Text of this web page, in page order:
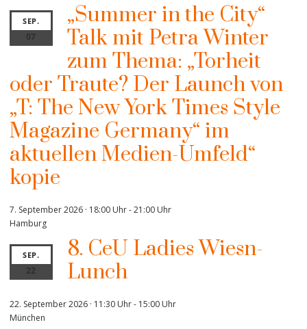
SEP.
07
„Summer in the City“
Talk mit Petra Winter
zum Thema: „Torheit
oder Traute? Der Launch von
„T: The New York Times Style
Magazine Germany“ im
aktuellen Medien-Umfeld“
kopie
7. September 2026 · 18:00 Uhr-21:00 Uhr
Hamburg
SEP.
22
8. CeU Ladies Wiesn-
Lunch
22. September 2026 · 11:30 Uhr- 15:00 Uhr
München